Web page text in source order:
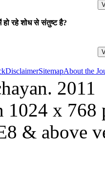
हो रहे शोध से संतुष्ट है?
DisclaimerSitemapAbout the
2011
1024 x
& above